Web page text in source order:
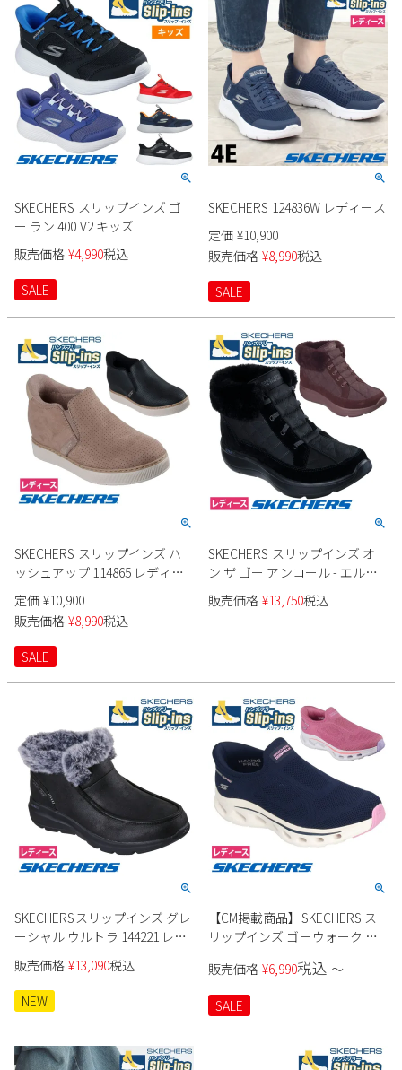
SKECHERS スリップインズ ゴ
ー ラン 400 V2 キッズ
販売価格 ¥4,990税込
SALE
SKECHERS 124836W レディース
定価 ¥10,900
販売価格 ¥8,990税込
SALE
SKECHERS スリップインズ ハ
ッシュアップ 114865 レディー
ス
定価 ¥10,900
販売価格 ¥8,990税込
SALE
SKECHERS スリップインズ オ
ン ザ ゴー アンコール - エルサ
144841 レディース
販売価格 ¥13,750税込
SKECHERSスリップインズ グレ
ーシャル ウルトラ 144221 レデ
ィース
販売価格 ¥13,090税込
NEW
【CM掲載商品】SKECHERS ス
リップインズ ゴーウォーク グ
125120 レディース
販売価格 ¥6,990税込 〜
SALE